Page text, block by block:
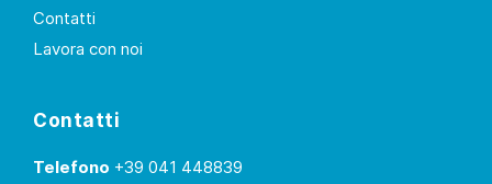
Contatti
Lavora con noi
Contatti
Telefono +39 041 448839